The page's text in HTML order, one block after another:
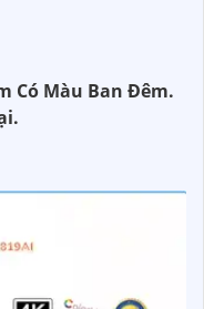
Có Màu Ban Ðêm.